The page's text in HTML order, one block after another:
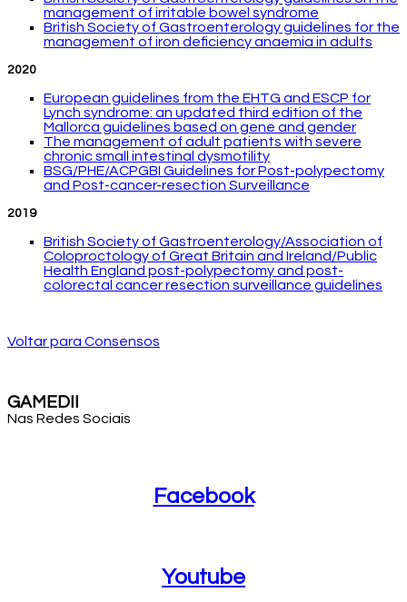
management of irritable bowel syndrome
British Society of Gastroenterology guidelines for the
management of iron deficiency anaemia in adults
2020
European guidelines from the EHTG and ESCP for
Lynch syndrome: an updated third edition of the
Mallorca guidelines based on gene and gender
The management of adult patients with severe
chronic small intestinal dysmotility
BSG/PHE/ACPGBI Guidelines for Post-polypectomy
and Post-cancer-resection Surveillance
2019
British Society of Gastroenterology/Association of
Coloproctology of Great Britain and Ireland/Public
Health England post-polypectomy and post-
colorectal cancer resection surveillance guidelines
Voltar para Consensos
GAMEDII
Nas Redes Sociais
Facebook
Youtube